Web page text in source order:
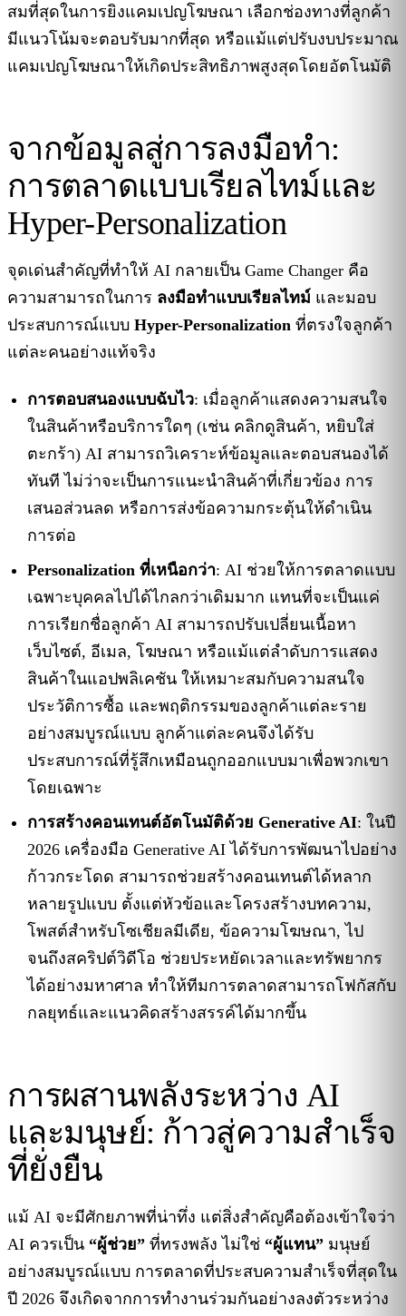
สมที่สุดในการยิงแคมเปญโฆษณา เลือกช่องทางที่ลูกค้า
มีแนวโน้มจะตอบรับมากที่สุด หรือแม้แต่ปรับงบประมาณ
แคมเปญโฆษณาให้เกิดประสิทธิภาพสูงสุดโดยอัตโนมัติ
จากข้อมูลสู่การลงมือทำ:
การตลาดแบบเรียลไทม์และ
Hyper-Personalization
จุดเด่นสำคัญที่ทำให้ AI กลายเป็น Game Changer คือ
ความสามารถในการ ลงมือทำแบบเรียลไทม์ และมอบ
ประสบการณ์แบบ Hyper-Personalization ที่ตรงใจลูกค้า
แต่ละคนอย่างแท้จริง
การตอบสนองแบบฉับไว: เมื่อลูกค้าแสดงความสนใจ
ในสินค้าหรือบริการใดๆ (เช่น คลิกดูสินค้า, หยิบใส่
ตะกร้า) AI สามารถวิเคราะห์ข้อมูลและตอบสนองได้
ทันที ไม่ว่าจะเป็นการแนะนำสินค้าที่เกี่ยวข้อง การ
เสนอส่วนลด หรือการส่งข้อความกระตุ้นให้ดำเนิน
การต่อ
Personalization ที่เหนือกว่า: AI ช่วยให้การตลาดแบบ
เฉพาะบุคคลไปได้ไกลกว่าเดิมมาก แทนที่จะเป็นแค่
การเรียกชื่อลูกค้า AI สามารถปรับเปลี่ยนเนื้อหา
เว็บไซต์, อีเมล, โฆษณา หรือแม้แต่ลำดับการแสดง
สินค้าในแอปพลิเคชัน ให้เหมาะสมกับความสนใจ
ประวัติการซื้อ และพฤติกรรมของลูกค้าแต่ละราย
อย่างสมบูรณ์แบบ ลูกค้าแต่ละคนจึงได้รับ
ประสบการณ์ที่รู้สึกเหมือนถูกออกแบบมาเพื่อพวกเขา
โดยเฉพาะ
การสร้างคอนเทนต์อัตโนมัติด้วย Generative AI: ในปี
2026 เครื่องมือ Generative AI ได้รับการพัฒนาไปอย่าง
ก้าวกระโดด สามารถช่วยสร้างคอนเทนต์ได้หลาก
หลายรูปแบบ ตั้งแต่หัวข้อและโครงสร้างบทความ,
โพสต์สำหรับโซเชียลมีเดีย, ข้อความโฆษณา, ไป
จนถึงสคริปต์วิดีโอ ช่วยประหยัดเวลาและทรัพยากร
ได้อย่างมหาศาล ทำให้ทีมการตลาดสามารถโฟกัสกับ
กลยุทธ์และแนวคิดสร้างสรรค์ได้มากขึ้น
การผสานพลังระหว่าง AI
และมนุษย์: ก้าวสู่ความสำเร็จ
ที่ยั่งยืน
แม้ AI จะมีศักยภาพที่น่าทึ่ง แต่สิ่งสำคัญคือต้องเข้าใจว่า
AI ควรเป็น “ผู้ช่วย” ที่ทรงพลัง ไม่ใช่ “ผู้แทน” มนุษย์
อย่างสมบูรณ์แบบ การตลาดที่ประสบความสำเร็จที่สุดใน
ปี 2026 จึงเกิดจากการทำงานร่วมกันอย่างลงตัวระหว่าง